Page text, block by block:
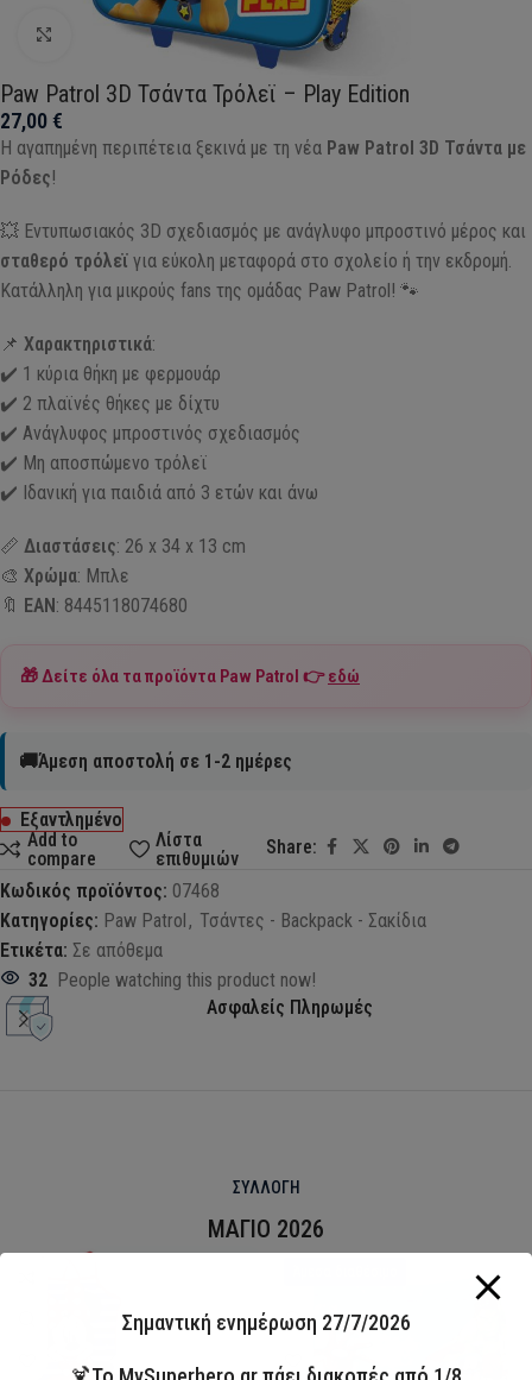
Click to enlarge
Paw Patrol 3D Τσάντα Τρόλεϊ – Play Edition
27,00€
Η αγαπημένη περιπέτεια ξεκινά με τη νέα Paw Patrol 3D Τσάντα με
Ρόδες!
💥 Εντυπωσιακός 3D σχεδιασμός με ανάγλυφο μπροστινό μέρος και
σταθερό τρόλεϊ για εύκολη μεταφορά στο σχολείο ή την εκδρομή.
Κατάλληλη για μικρούς fans της ομάδας Paw Patrol! 🐾
📌 Χαρακτηριστικά:
✔️ 1 κύρια θήκη με φερμουάρ
✔️ 2 πλαϊνές θήκες με δίχτυ
✔️ Ανάγλυφος μπροστινός σχεδιασμός
✔️ Μη αποσπώμενο τρόλεϊ
✔️ Ιδανική για παιδιά από 3 ετών και άνω
📏 Διαστάσεις: 26 x 34 x 13 cm
🎨 Χρώμα: Μπλε
🔖 EAN: 8445118074680
🎁 Δείτε όλα τα προϊόντα Paw Patrol 👉εδώ
🚚Άμεση αποστολή σε 1-2 ημέρες
Εξαντλημένο
Add to
compare
Λίστα
επιθυμιών
Share:
Κωδικός προϊόντος: 07468
Κατηγορίες: Paw Patrol , Τσάντες - Backpack - Σακίδια
Ετικέτα: Σε απόθεμα
32 People watching this product now!
Ασφαλείς Πληρωμές
ΣΥΛΛΟΓΗ
ΜΑΓΙΟ 2026
Σημαντική ενημέρωση 27/7/2026